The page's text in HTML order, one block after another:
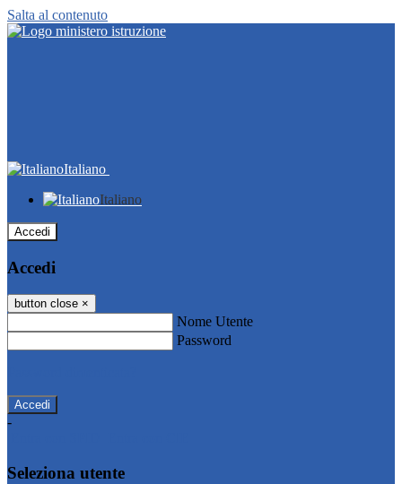
Salta al contenuto
Italiano
Italiano
Accedi
Accedi
button close ×
Nome Utente
Password
-
Seleziona utente